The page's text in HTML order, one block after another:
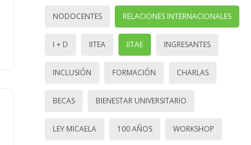
NODOCENTES RELACIONES INTERNACIONALES
I + D IITEA IITAE INGRESANTES
INCLUSIÓN FORMACIÓN CHARLAS
BECAS BIENESTAR UNIVERSITARIO
LEY MICAELA 100 AÑOS WORKSHOP